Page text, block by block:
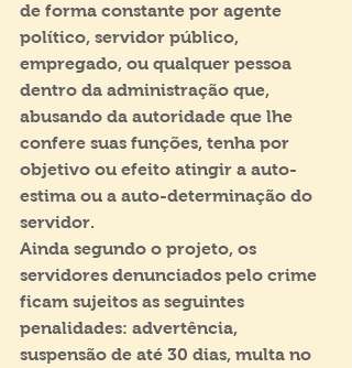
de forma constante por agente
político, servidor público,
empregado, ou qualquer pessoa
dentro da administração que,
abusando da autoridade que lhe
confere suas funções, tenha por
objetivo ou efeito atingir a auto-
estima ou a auto-determinação do
servidor.
Ainda segundo o projeto, os
servidores denunciados pelo crime
ficam sujeitos as seguintes
penalidades: advertência,
suspensão de até 30 dias, multa no